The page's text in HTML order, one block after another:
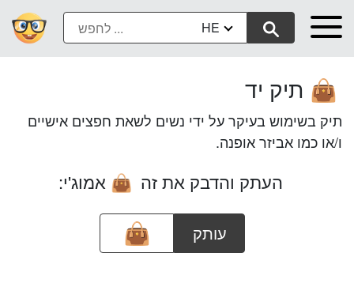
HE
👜 תיק יד
תיק בשימוש בעיקר על ידי נשים לשאת חפצים אישיים
ו/או כמו אביזר אופנה.
העתק והדבק את זה 👜 אמוג'י:
עותק